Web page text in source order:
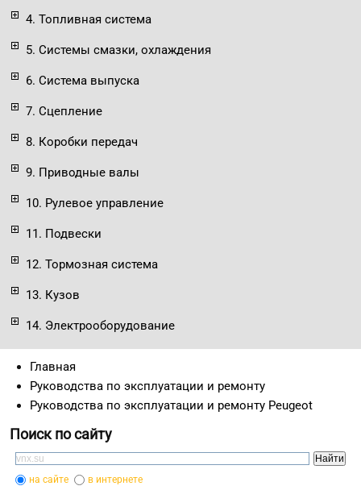
4. Топливная система
5. Системы смазки, охлаждения
6. Система выпуска
7. Сцепление
8. Коробки передач
9. Приводные валы
10. Рулевое управление
11. Подвески
12. Тормозная система
13. Кузов
14. Электрооборудование
Главная
Руководства по эксплуатации и ремонту
Руководства по эксплуатации и ремонту Peugeot
Поиск по сайту
на сайте в интернете